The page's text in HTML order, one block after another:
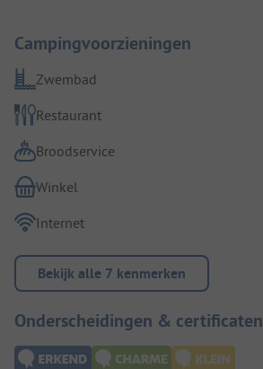
Campingvoorzieningen
Zwembad
Restaurant
Broodservice
Winkel
Internet
Bekijk alle 7 kenmerken
Onderscheidingen & certificaten